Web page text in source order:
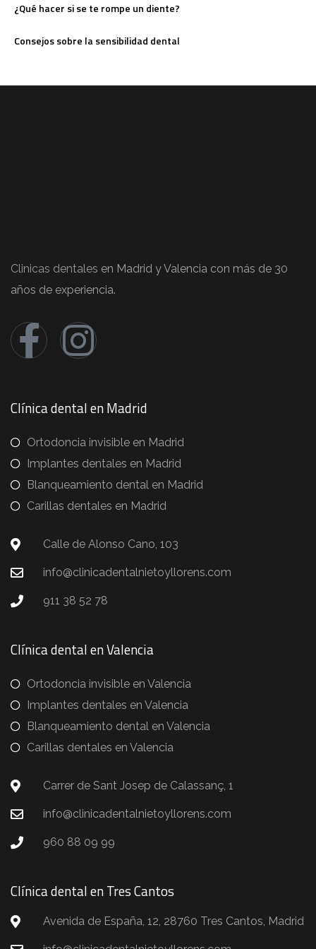
¿Qué hacer si se te rompe un diente?
Consejos sobre la sensibilidad dental
Clinicas dentales en Madrid y Valencia con más de 30
años de experiencia.
Clínica dental en Madrid
Ortodoncia invisible en Madrid
Implantes dentales en Madrid
Blanqueamiento dental en Madrid
Carillas dentales en Madrid
Calle de Alonso Cano, 103
info@clinicadentalnietoyllorens.com
911 38 52 78
Clínica dental en Valencia
Ortodoncia invisible en Valencia
Implantes dentales en Valencia
Blanqueamiento dental en Valencia
Carillas dentales en Valencia
Carrer de Sant Josep de Calassanç, 1
info@clinicadentalnietoyllorens.com
960 88 09 99
Clínica dental en Tres Cantos
Avenida de España, 12, 28760 Tres Cantos, Madrid